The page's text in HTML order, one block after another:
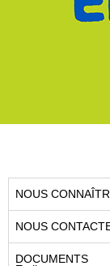
NOUS
NOUS
DOCUMENTS